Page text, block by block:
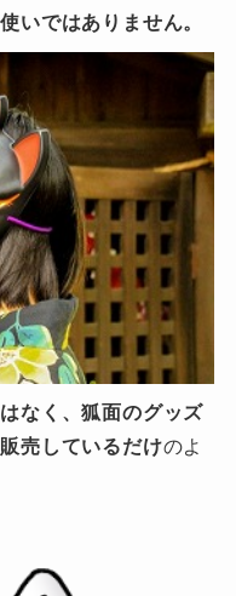
いではありません。
なく、狐面のグッズ
売しているだけのよ